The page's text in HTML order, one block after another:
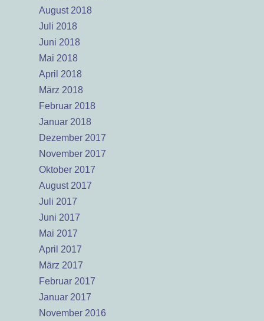
August 2018
Juli 2018
Juni 2018
Mai 2018
April 2018
März 2018
Februar 2018
Januar 2018
Dezember 2017
November 2017
Oktober 2017
August 2017
Juli 2017
Juni 2017
Mai 2017
April 2017
März 2017
Februar 2017
Januar 2017
November 2016